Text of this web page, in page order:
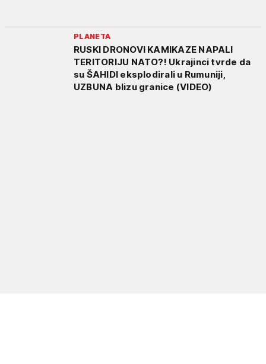
PLANETA
RUSKI DRONOVI KAMIKAZE NAPALI
TERITORIJU NATO?! Ukrajinci tvrde da
su ŠAHIDI eksplodirali u Rumuniji,
UZBUNA blizu granice (VIDEO)